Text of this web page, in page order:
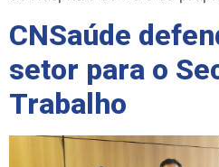
CNSaúde
setor para o
Trabalho